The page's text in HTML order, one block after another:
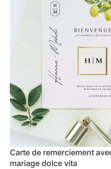
Carte de remerciement
mariage dolce vita